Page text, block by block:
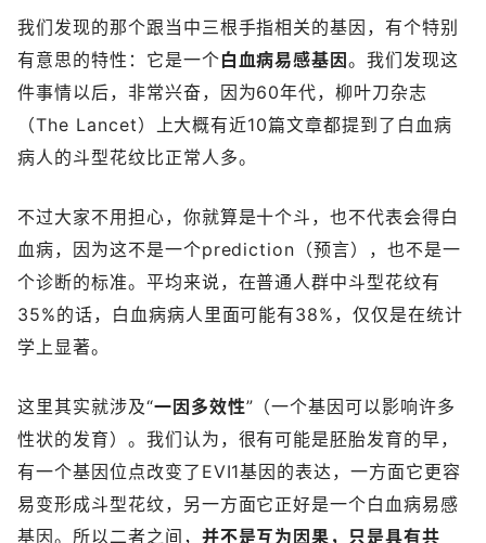
我们发现的那个跟当中三根手指相关的基因，有个特别
有意思的特性：它是一个白血病易感基因。我们发现这
件事情以后，非常兴奋，因为60年代，柳叶刀杂志
（The Lancet）上大概有近10篇文章都提到了白血病
病人的斗型花纹比正常人多。
不过大家不用担心，你就算是十个斗，也不代表会得白
血病，因为这不是一个prediction（预言），也不是一
个诊断的标准。平均来说，在普通人群中斗型花纹有
35%的话，白血病病人里面可能有38%，仅仅是在统计
学上显著。
这里其实就涉及“一因多效性”（一个基因可以影响许多
性状的发育）。我们认为，很有可能是胚胎发育的早，
有一个基因位点改变了EVI1基因的表达，一方面它更容
易变形成斗型花纹，另一方面它正好是一个白血病易感
基因。所以二者之间， 并不是互为因果，只是具有共